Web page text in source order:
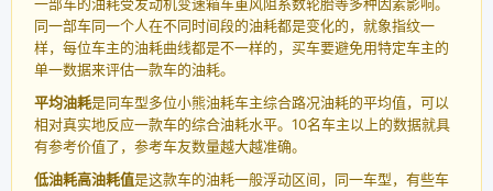
一部车的油耗受发动机变速箱车重风阻系数轮胎等多种因素影响。
同一部车同一个人在不同时间段的油耗都是变化的，就象指纹一
样，每位车主的油耗曲线都是不一样的，买车要避免用特定车主的
单一数据来评估一款车的油耗。
平均油耗是同车型多位小熊油耗车主综合路况油耗的平均值，可以
相对真实地反应一款车的综合油耗水平。10名车主以上的数据就具
有参考价值了，参考车友数量越大越准确。
低油耗高油耗值是这款车的油耗一般浮动区间，同一车型，有些车